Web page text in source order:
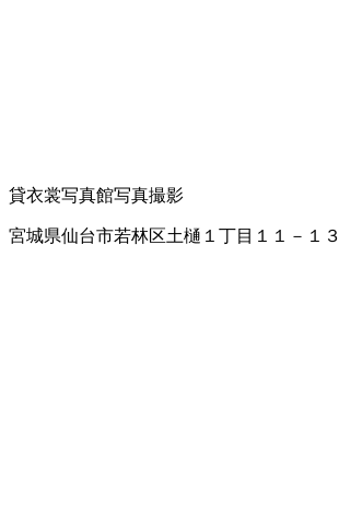
貸衣裳写真館写真撮影
宮城県仙台市若林区土樋１丁目１１－１３